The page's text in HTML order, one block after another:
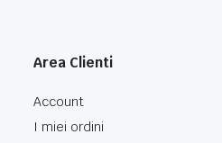
Area Clienti
Account
I miei ordini